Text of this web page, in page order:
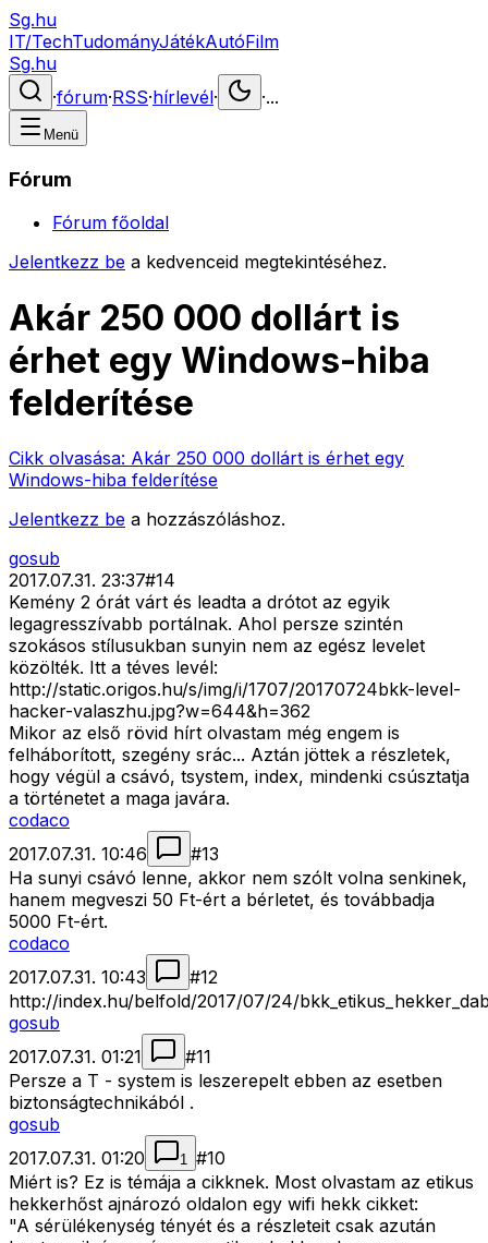
Sg.hu
IT/TechTudományJátékAutóFilm
Sg.hu
·fórum·RSS·hírlevél· ·...
Menü
Fórum
Fórum főoldal
Jelentkezz be a kedvenceid megtekintéséhez.
Akár 250 000 dollárt is
érhet egy Windows-hiba
felderítése
Cikk olvasása: Akár 250 000 dollárt is érhet egy
Windows-hiba felderítése
Jelentkezz be a hozzászóláshoz.
gosub
2017.07.31. 23:37#14
Kemény 2 órát várt és leadta a drótot az egyik
legagresszívabb portálnak. Ahol persze szintén
szokásos stílusukban sunyin nem az egész levelet
közölték. Itt a téves levél:
http://static.origos.hu/s/img/i/1707/20170724bkk-level-
hacker-valaszhu.jpg?w=644&h=362
Mikor az első rövid hírt olvastam még engem is
felháborított, szegény srác... Aztán jöttek a részletek,
hogy végül a csávó, tsystem, index, mindenki csúsztatja
a történetet a maga javára.
codaco
2017.07.31. 10:46
#13
Ha sunyi csávó lenne, akkor nem szólt volna senkinek,
hanem megveszi 50 Ft-ért a bérletet, és továbbadja
5000 Ft-ért.
codaco
2017.07.31. 10:43
#12
http://index.hu/belfold/2017/07/24/
gosub
2017.07.31. 01:21
#11
Persze a T - system is leszerepelt ebben az esetben
biztonságtechnikából .
gosub
2017.07.31. 01:20
1 #10
Miért is? Ez is témája a cikknek. Most olvastam az etikus
hekkerhőst ajnározó oldalon egy wifi hekk cikket:
"A sérülékenység tényét és a részleteit csak azután